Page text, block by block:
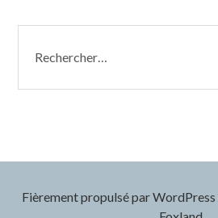
Fièrement propulsé par WordPress